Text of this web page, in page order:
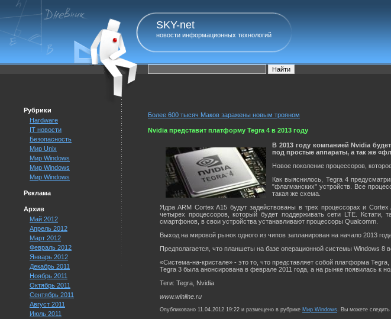
SKY-net
новости информационных технологий
Рубрики
Hardware
IT новости
Безопасность
Мир Unix
Мир Windows
Мир Windows
Мир Windows
Реклама
Архив
Май 2012
Апрель 2012
Март 2012
Февраль 2012
Январь 2012
Декабрь 2011
Ноябрь 2011
Октябрь 2011
Сентябрь 2011
Август 2011
Июль 2011
Более 600 тысяч Маков заражены новым трояном
Nvidia представит платформу Tegra 4 в 2013 году
В 2013 году компанией Nvidia
под простые аппараты, а так же
Новое поколение процессоров,
Как выяснилось, Tegra 4
"флагманских" устройств. Все
такая же схема.
Ядра ARM Cortex A15 будут задействованы в трех процессорах и
четырех процессоров, который будет поддерживать сети LTE.
смартфонов, в свои устройства устанавливают процессоры Qualcomm.
Выход на мировой рынок одного из чипов запланирован на начало 2013
Предполагается, что планшеты на базе операционной системы Windows 8
«Система-на-кристале» - это то, что представляет собой платформа
Tegra 3 была анонсирована в феврале 2011 года, а на рынке появилась к
Теги: Tegra, Nvidia
www.winline.ru
Опубликовано 11.04.2012 19:22 и размещено в рубрике Мир Windows. Вы можете